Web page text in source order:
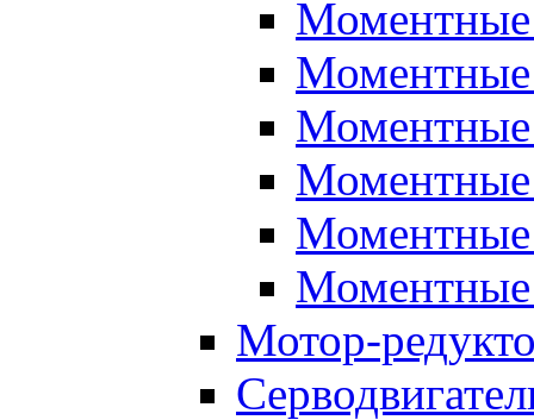
Моментные
Моментные
Моментные
Моментные
Моментные
Моментные
Мотор-